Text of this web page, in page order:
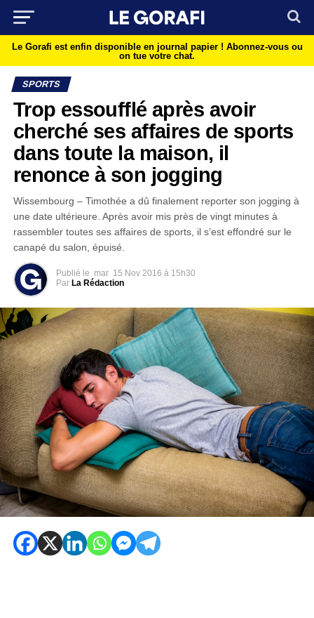
Le Gorafi est enfin disponible en journal papier ! Abonnez-vous ou
on tue votre chat.
SPORTS
Trop essoufflé après avoir
cherché ses affaires de sports
dans toute la maison, il
renonce à son jogging
Wissembourg – Timothée a dû finalement reporter son jogging à
une date ultérieure. Après avoir mis près de vingt minutes à
rassembler toutes ses affaires de sports, il s’est effondré sur le
canapé du salon, épuisé.
Publié le mar 15 Nov 2016 à 15h30
Par La Rédaction